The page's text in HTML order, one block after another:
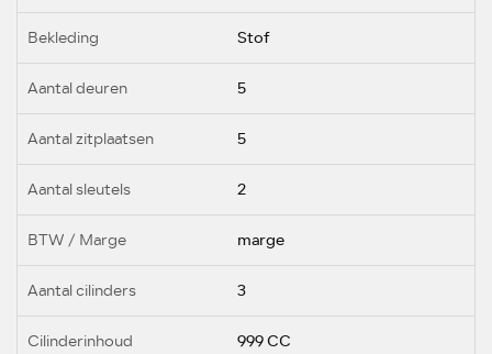
Bekleding Stof
Aantal deuren 5
Aantal zitplaatsen 5
Aantal sleutels 2
BTW / Marge marge
Aantal cilinders 3
Cilinderinhoud 999 CC